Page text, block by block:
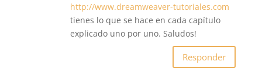
http://www.dreamweaver-tutoriales.com
tienes lo que se hace en cada capítulo
explicado uno por uno. Saludos!
Responder